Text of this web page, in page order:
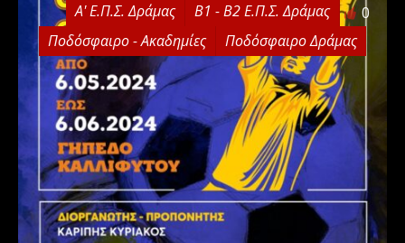
Α' Ε.Π.Σ. Δράμας
Β1 - Β2 Ε.Π.Σ. Δράμας
Ποδόσφαιρο - Ακαδημίες
Ποδόσφαιρο Δράμας
0